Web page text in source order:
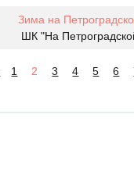
Зима на
ШК "На
1 2 3 4 5 6